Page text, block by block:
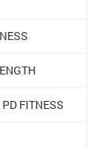
FITNESS